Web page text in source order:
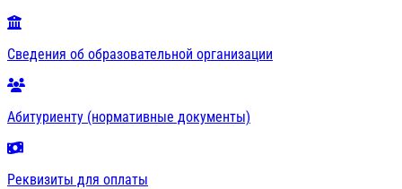
Сведения об образовательной организации
Абитуриенту (нормативные документы)
Реквизиты для оплаты